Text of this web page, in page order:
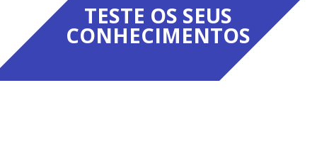
TESTE OS SEUS
CONHECIMENTOS